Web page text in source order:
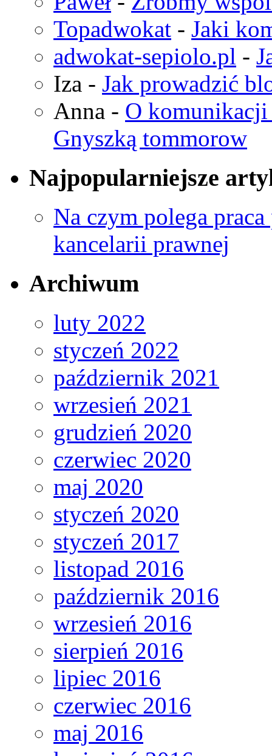
Topadwokat - Jaki
adwokat-sepiolo.pl -
Iza - Jak prowadzić
Anna - O komunikacji
Gnyszką tommorow
Najpopularniejsze
Na czym polega
kancelarii prawnej
Archiwum
luty 2022
styczeń 2022
październik 2021
wrzesień 2021
grudzień 2020
czerwiec 2020
maj 2020
styczeń 2020
styczeń 2017
listopad 2016
październik 2016
wrzesień 2016
sierpień 2016
lipiec 2016
czerwiec 2016
maj 2016